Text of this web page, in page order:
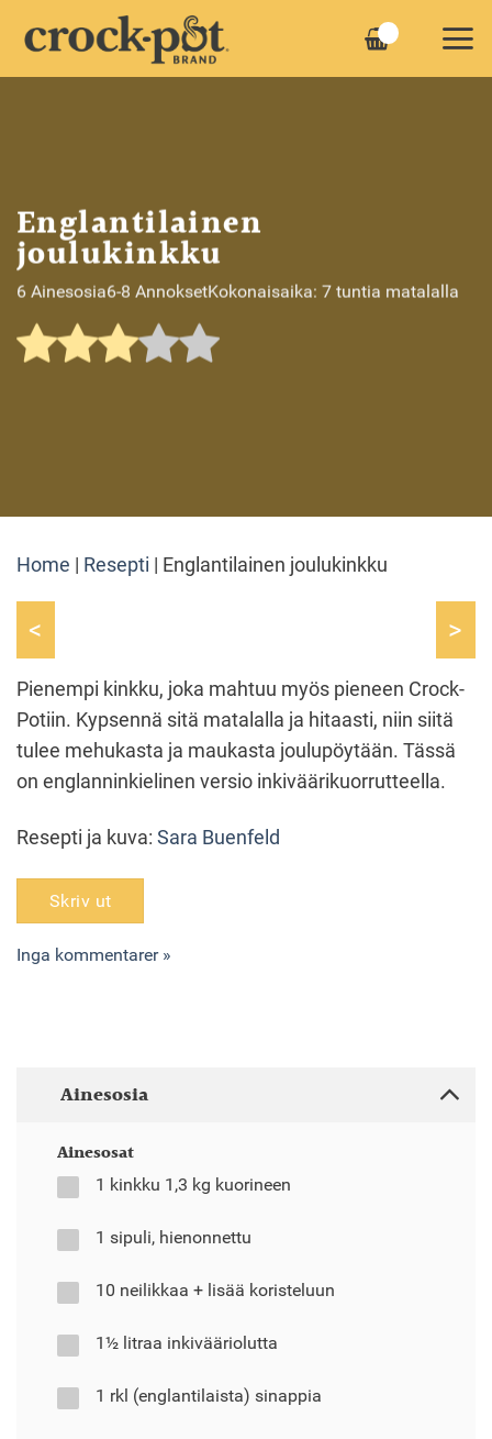
Englantilainen
joulukinkku
6 Ainesosia6-8 AnnoksetKokonaisaika: 7 tuntia matalalla
Home Resepti Englantilainen joulukinkku
< >
Pienempi kinkku, joka mahtuu myös pieneen Crock-
Potiin. Kypsennä sitä matalalla ja hitaasti, niin siitä
tulee mehukasta ja maukasta joulupöytään. Tässä
on englanninkielinen versio inkiväärikuorrutteella.
Resepti ja kuva: Sara Buenfeld
Skriv ut
Inga kommentarer »
Ainesosia
Ainesosat
1 kinkku 1,3 kg kuorineen
1 sipuli, hienonnettu
10 neilikkaa + lisää koristeluun
1½ litraa inkivääriolutta
1 rkl (englantilaista) sinappia